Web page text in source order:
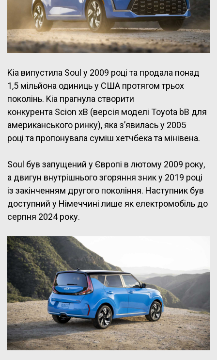
Kia випустила Soul у 2009 році та продала понад
1,5 мільйона одиниць у США протягом трьох
поколінь. Kia прагнула створити
конкурента Scion xB (версія моделі Toyota bB для
американського ринку), яка з’явилась у 2005
році та пропонувала суміш хетчбека та мінівена.
Soul був запущений у Європі в лютому 2009 року,
а двигун внутрішнього згоряння зник у 2019 році
із закінченням другого покоління. Наступник був
доступний у Німеччині лише як електромобіль до
серпня 2024 року.